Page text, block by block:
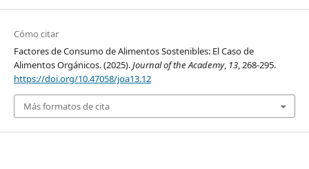
Cómo citar
Factores de Consumo de Alimentos Sostenibles: El Caso de
Alimentos Orgánicos. (2025).Journal of the Academy, 13, 268-295.
https://doi.org/10.47058/joa13.12
Más formatos de cita